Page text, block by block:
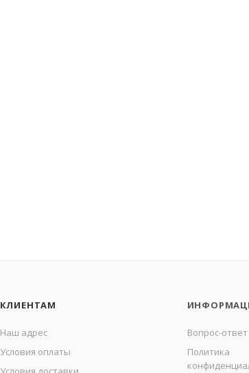
КЛИЕНТАМ
Наш адрес
Условия оплаты
Вопрос-ответ
Политика